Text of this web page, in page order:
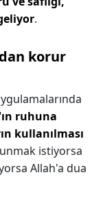
.
korur
ruhuna
kullanılması
istiyorsa
Allah'a dua